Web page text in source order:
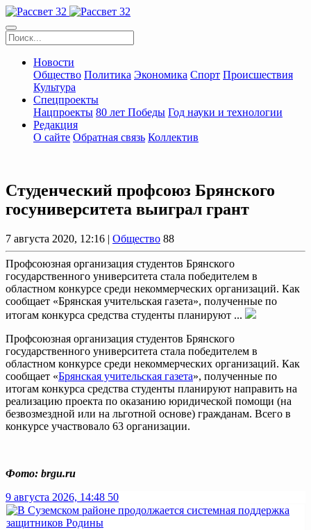
Новости
Общество Политика Экономика Спорт Происшествия
Культура
Спецпроекты
Нацпроекты 80 лет Победы Год науки и технологии
Редакция
О сайте Обратная связь Коллектив
Студенческий профсоюз Брянского
госуниверситета выиграл грант
7 августа 2020, 12:16 | Общество 88
Профсоюзная организация студентов Брянского
государственного университета стала победителем в
областном конкурсе среди некоммерческих организаций. Как
сообщает «Брянская учительская газета», полученные по
итогам конкурса средства студенты планируют ...
Профсоюзная организация студентов Брянского
государственного университета стала победителем в
областном конкурсе среди некоммерческих организаций. Как
сообщает «Брянская учительская газета», полученные по
итогам конкурса средства студенты планируют направить на
реализацию проекта по оказанию юридической помощи (на
безвозмездной или на льготной основе) гражданам. Всего в
конкурсе участвовало 63 организации.
Фото: brgu.ru
9 августа 2026, 14:48 50